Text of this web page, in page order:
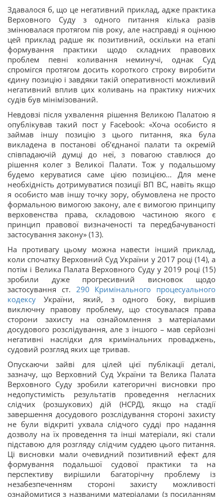
Здавалося б, що це негативний приклад, адже практика
Верховного Суду з одного питання кілька разів
змінювалася протягом пів року, але насправді я оцінюю
цей приклад радше як позитивний, оскільки на етапі
формування практики щодо складних правових
проблем певні коливання неминучі, однак Суд
спромігся протягом досить короткого строку виробити
єдину позицію і завдяки такій оперативності можливий
негативний вплив цих коливань на практику нижчих
судів був мінімізований.
Невдовзі після ухвалення рішення Великою Палатою я
опублікував такий пост у Facebook: «Хоча особисто я
займав іншу позицію з цього питання, яка була
викладена в постанові об’єднаної палати та окремій
співпадаючій думці до неї, з повагою ставлюся до
рішення колег з Великої Палати. Тож у подальшому
будемо керуватися саме цією позицією... Для мене
необхідність дотримуватися позиції ВП ВС, навіть якщо
я особисто мав іншу точку зору, обумовлена не просто
формальною вимогою закону, але є вимогою принципу
верховенства права, складовою частиною якого є
принцип правової визначеності та передбачуваності
застосування закону» (13).
На противагу цьому можна навести інший приклад,
коли спочатку Верховний Суд України у 2017 році (14), а
потім і Велика Палата Верховного Суду у 2019 році (15)
зробили дуже прогресивний висновок щодо
застосування ст. 290 Кримінального процесуального
кодексу України, який, з одного боку, вирішив
виключну правову проблему, що стосувалася права
сторони захисту на ознайомлення з матеріалами
досудового розслідування, але з іншого – мав серйозні
негативні наслідки для кримінальних проваджень,
судовий розгляд яких ще тривав.
Опускаючи зайві для цілей цієї публікації деталі,
зазначу, що Верховний Суд України та Велика Палата
Верховного Суду зробили категоричні висновки про
недопустимість результатів проведення негласних
слідчих (розшукових) дій (НСРД), якщо на стадії
завершення досудового розслідування стороні захисту
не були відкриті ухвала слідчого судді про надання
дозволу на їх проведення та інші матеріали, які стали
підставою для розгляду слідчим суддею цього питання.
Ці висновки мали очевидний позитивний ефект для
формування подальшої судової практики та на
перспективу вирішили багаторічну проблему із
незабезпеченням стороні захисту можливості
ознайомитися з названими матеріалами (з посиланням